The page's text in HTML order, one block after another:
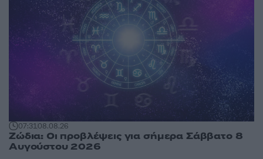
07:3108.08.26
Ζώδια: Οι προβλέψεις για σήμερα Σάββατο 8
Αυγούστου 2026